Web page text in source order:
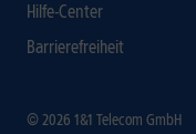
Hilfe-Center
Barrierefreiheit
© 2026 1&1 Telecom GmbH